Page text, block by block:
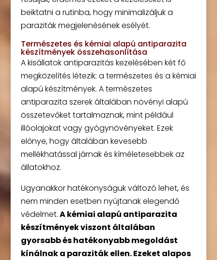
beiktatni a rutinba, hogy minimalizáljuk a
paraziták megjelenésének esélyét.
Természetes és kémiai alapú antiparazita
készítmények összehasonlítása
A kisállatok antiparazitás kezelésében két fő
megközelítés létezik: a természetes és a kémiai
alapú készítmények. A természetes
antiparazita szerek általában növényi alapú
összetevőket tartalmaznak, mint például
illóolajokat vagy gyógynövényeket. Ezek
előnye, hogy általában kevesebb
mellékhatással járnak és kíméletesebbek az
állatokhoz.
Ugyanakkor hatékonyságuk változó lehet, és
nem minden esetben nyújtanak elegendő
védelmet.A kémiai alapú antiparazita
készítmények viszont általában
gyorsabb és hatékonyabb megoldást
kínálnak a paraziták ellen.Ezeket alapos